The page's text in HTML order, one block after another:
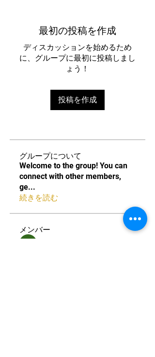
最初の投稿を作成
ディスカッションを始めるため
に、グループに最初に投稿しまし
ょう！
投稿を作成
グループについて
Welcome to the group! You can
connect with other members,
ge...
続きを読む
メンバー